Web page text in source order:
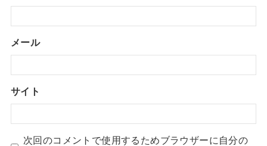
メール
サイト
次回のコメントで使用するためブラウザーに自分の